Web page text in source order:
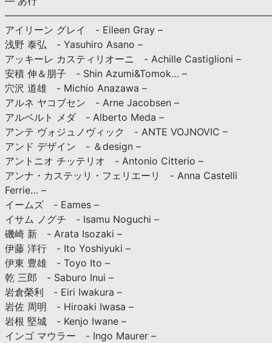
アイリーン グレイ - Eileen Gray –
浅野 泰弘 - Yasuhiro Asano –
アッキーレ カスティリオーニ - Achille Castiglioni –
安積 伸＆朋子 - Shin Azumi&Tomok… –
穴沢 道雄 - Michio Anazawa –
アルネ ヤコブセン - Arne Jacobsen –
アルベルト メダ - Alberto Meda –
アンテ ヴォジュノヴィック - ANTE VOJNOVIC –
アンド デザイン - ＆design –
アントニオ チッテリオ - Antonio Citterio –
アンナ・カステッリ・フェリエーリ - Anna Castelli
Ferrie… –
イームズ - Eames –
イサム ノグチ - Isamu Noguchi –
磯崎 新 - Arata Isozaki –
伊藤 洋行 - Ito Yoshiyuki –
伊東 豊雄 - Toyo Ito –
乾 三郎 - Saburo Inui –
岩倉榮利 - Eiri Iwakura –
岩佐 周明 - Hiroaki Iwasa –
岩根 堅城 - Kenjo Iwane –
インゴ マウラー - Ingo Maurer –